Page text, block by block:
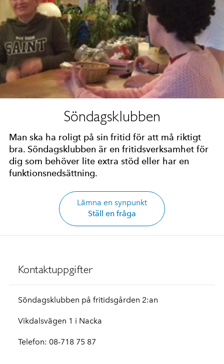
Söndagsklubben
Man ska ha roligt på sin fritid för att må riktigt
bra. Söndagsklubben är en fritidsverksamhet för
dig som behöver lite extra stöd eller har en
funktionsnedsättning.
Lämna en synpunkt
Ställ en fråga
Kontaktuppgifter
Söndagsklubben på fritidsgården 2:an
Vikdalsvägen 1 i Nacka
Telefon: 08-718 75 87